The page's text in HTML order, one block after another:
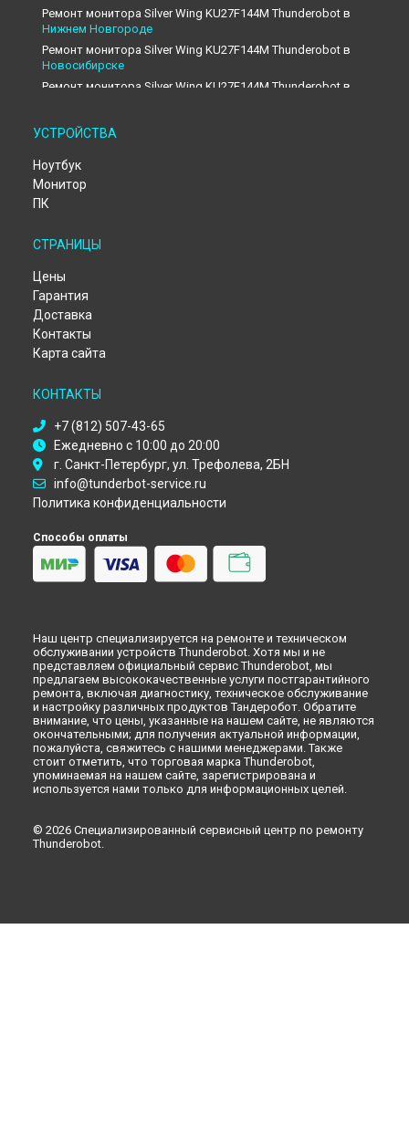
Ремонт монитора Silver Wing KU27F144M Thunderobot в
Нижнем Новгороде
Ремонт монитора Silver Wing KU27F144M Thunderobot в
Новосибирске
Ремонт монитора Silver Wing KU27F144M Thunderobot в
Ремонт монитора Silver Wing KU27F144M Thunderobot в
Казани
Ремонт монитора Silver Wing KU27F144M Thunderobot в
Москве
Ремонт монитора Silver Wing KU27F144M Thunderobot в
Санкт-Петербурге
УСТРОЙСТВА
Ноутбук
Монитор
ПК
СТРАНИЦЫ
Цены
Гарантия
Доставка
Контакты
Карта сайта
КОНТАКТЫ
+7 (812) 507-43-65
Ежедневно с 10:00 до 20:00
г. Санкт-Петербург, ул. Трефолева, 2БН
info@tunderbot-service.ru
Политика конфиденциальности
Способы оплаты
Наш центр специализируется на ремонте и техническом
обслуживании устройств Thunderobot. Хотя мы и не
представляем официальный сервис Thunderobot, мы
предлагаем высококачественные услуги постгарантийного
ремонта, включая диагностику, техническое обслуживание
и настройку различных продуктов Тандеробот. Обратите
внимание, что цены, указанные на нашем сайте, не являются
окончательными; для получения актуальной информации,
пожалуйста, свяжитесь с нашими менеджерами. Также
стоит отметить, что торговая марка Thunderobot,
упоминаемая на нашем сайте, зарегистрирована и
используется нами только для информационных целей.
© 2026 Специализированный сервисный центр по ремонту
Thunderobot.